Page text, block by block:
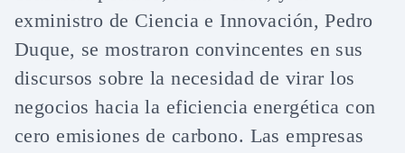
exministro de Ciencia e Innovación, Pedro
Duque, se mostraron convincentes en sus
discursos sobre la necesidad de virar los
negocios hacia la eficiencia energética con
cero emisiones de carbono. Las empresas